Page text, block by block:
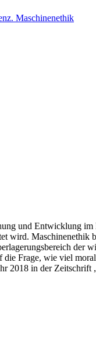
und Entwicklung
wird.
der
Frage, wie viel
2018 in der